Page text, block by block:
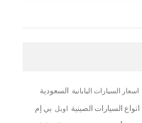
اسعار السيارات اليابانية السعودية
انواع السيارات الصينية اوبل بي إم